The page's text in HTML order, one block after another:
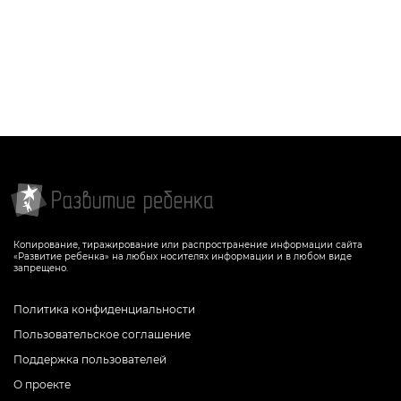
Копирование, тиражирование или распространение информации сайта
«Развитие ребенка» на любых носителях информации и в любом виде
запрещено.
Политика конфиденциальности
Пользовательское соглашение
Поддержка пользователей
О проекте